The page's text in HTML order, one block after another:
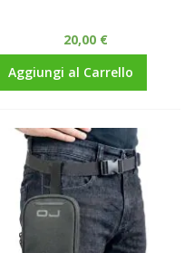
20,00 €
Aggiungi al Carrello